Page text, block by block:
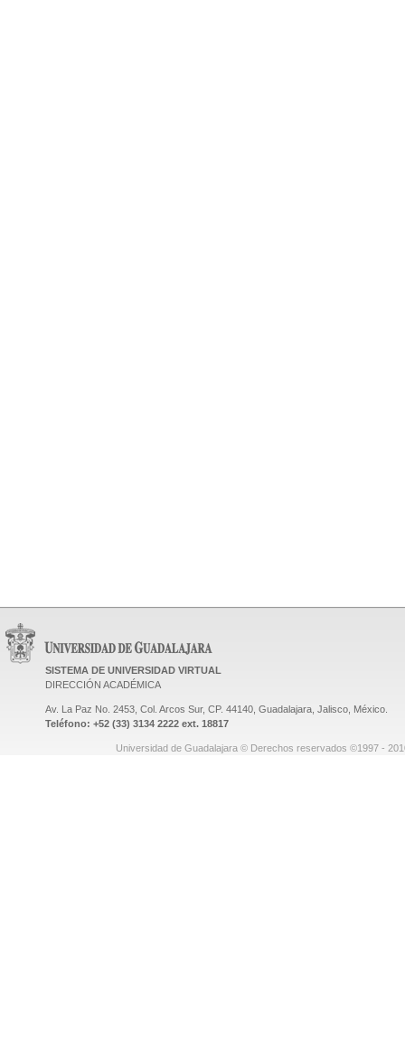
SISTEMA DE UNIVERSIDAD VIRTUAL
DIRECCIÓN ACADÉMICA
Av. La Paz No. 2453, Col. Arcos Sur, CP. 44140, Guadalajara, Jalisco, México.
Teléfono: +52 (33) 3134 2222 ext. 18817
Universidad de Guadalajara © Derechos reservados ©1997 -